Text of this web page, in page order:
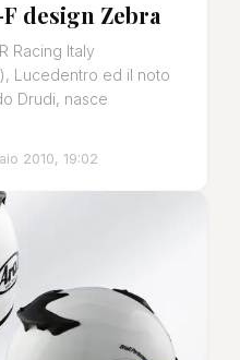
design Zebra
Racing Italy
Lucedentro ed il noto
Drudi, nasce
2010, 19:02